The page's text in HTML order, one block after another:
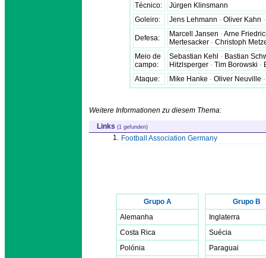
Técnico:
Jürgen Klinsmann
Goleiro:
Jens Lehmann · Oliver Kahn ·
Defesa: Marcell Jansen · Arne
Mertesacker · Christoph
Meio de
campo:
Sebastian Kehl · Bastian
Hitzlsperger · Tim Borowski ·
Ataque:
Mike Hanke · Oliver Neuville ·
Weitere Informationen zu diesem Thema:
Links (1 gefunden)
1. Football Association Germany
Grupo A
Alemanha
Costa Rica
Polónia
Grupo B
Inglaterra
Suécia
Paraguai